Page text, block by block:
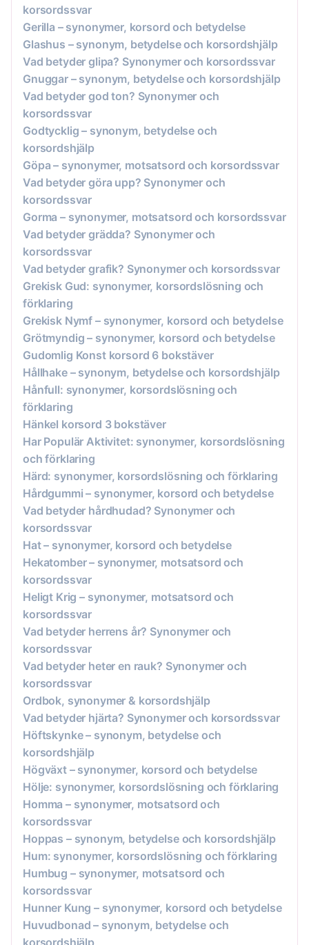
korsordssvar
Gerilla – synonymer, korsord och betydelse
Glashus – synonym, betydelse och korsordshjälp
Vad betyder glipa? Synonymer och korsordssvar
Gnuggar – synonym, betydelse och korsordshjälp
Vad betyder god ton? Synonymer och
korsordssvar
Godtycklig – synonym, betydelse och
korsordshjälp
Göpa – synonymer, motsatsord och korsordssvar
Vad betyder göra upp? Synonymer och
korsordssvar
Gorma – synonymer, motsatsord och korsordssvar
Vad betyder grädda? Synonymer och
korsordssvar
Vad betyder grafik? Synonymer och korsordssvar
Grekisk Gud: synonymer, korsordslösning och
förklaring
Grekisk Nymf – synonymer, korsord och betydelse
Grötmyndig – synonymer, korsord och betydelse
Gudomlig Konst korsord 6 bokstäver
Hållhake – synonym, betydelse och korsordshjälp
Hånfull: synonymer, korsordslösning och
förklaring
Hänkel korsord 3 bokstäver
Har Populär Aktivitet: synonymer, korsordslösning
och förklaring
Härd: synonymer, korsordslösning och förklaring
Hårdgummi – synonymer, korsord och betydelse
Vad betyder hårdhudad? Synonymer och
korsordssvar
Hat – synonymer, korsord och betydelse
Hekatomber – synonymer, motsatsord och
korsordssvar
Heligt Krig – synonymer, motsatsord och
korsordssvar
Vad betyder herrens år? Synonymer och
korsordssvar
Vad betyder heter en rauk? Synonymer och
korsordssvar
Ordbok, synonymer & korsordshjälp
Vad betyder hjärta? Synonymer och korsordssvar
Höftskynke – synonym, betydelse och
korsordshjälp
Högväxt – synonymer, korsord och betydelse
Hölje: synonymer, korsordslösning och förklaring
Homma – synonymer, motsatsord och
korsordssvar
Hoppas – synonym, betydelse och korsordshjälp
Hum: synonymer, korsordslösning och förklaring
Humbug – synonymer, motsatsord och
korsordssvar
Hunner Kung – synonymer, korsord och betydelse
Huvudbonad – synonym, betydelse och
korsordshjälp